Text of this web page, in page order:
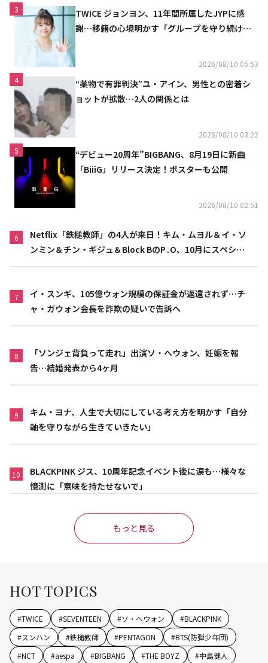
3
TWICE ジョンヨン、11年間所属したJYPに感
謝…移籍の心境明かす「グループを守り続け
2026/08/10 05:53
4
“薬物で有罪判決”ユ・アイン、男性との密着シ
ョットが拡散…2人の関係とは
2026/08/10 03:22
5
“デビュー20周年”BIGBANG、8月19日に新曲
「BiiiG」リリース決定！ポスターも公開
2026/08/10 02:51
6
Netflix「鉄槌教師」の4人が来日！キム・ムヨル＆イ・ソ
ンミン＆チン・ギジュ＆Block BのP․O、10月にスペシャ
7
イ・スンギ、105億ウォン規模の保証金が返還されず…チ
ャ・ガウォン会長を詐欺の疑いで告訴へ
8
「ソンジェ背負って走れ」出演ソ・ヘウォン、妊娠を報
告…結婚発表から4ヶ月
9
キム・ヨナ、人生で大切にしている考え方を明かす「自分
軸を守りながら生きていきたい」
10
BLACKPINK ジス、10周年記念イベント後に涙も…様々な
憶測に「意味を持たせないで」
もっと見る
HOT TOPICS
#TWICE #SEVENTEEN #ソ・ヘウォン #BLACKPINK
#スンハン #鉄槌教師 #PENTAGON #BTS(防弾少年団)
#NCT #aespa #BIGBANG #THE BOYZ #中島健人